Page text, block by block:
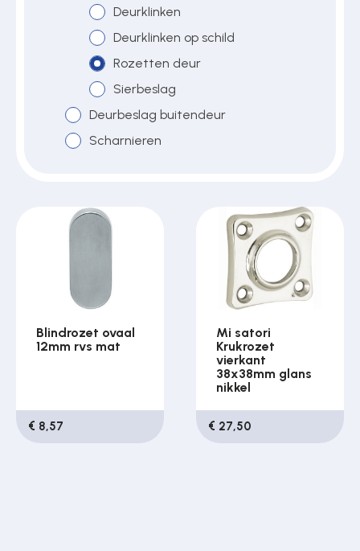
Contact
Deurklinken
Deurklinken op schild
Rozetten deur
Sierbeslag
Deurbeslag buitendeur
Scharnieren
Blindrozet ovaal
12mm rvs mat
€ 8,57
Mi satori
Krukrozet
vierkant
38x38mm glans
nikkel
€ 27,50